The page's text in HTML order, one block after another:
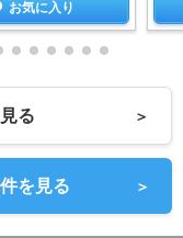
お気に入り
る ＞
を見る ＞